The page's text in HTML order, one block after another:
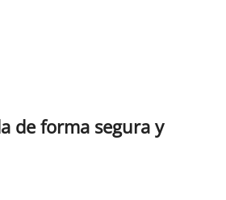
de forma segura y